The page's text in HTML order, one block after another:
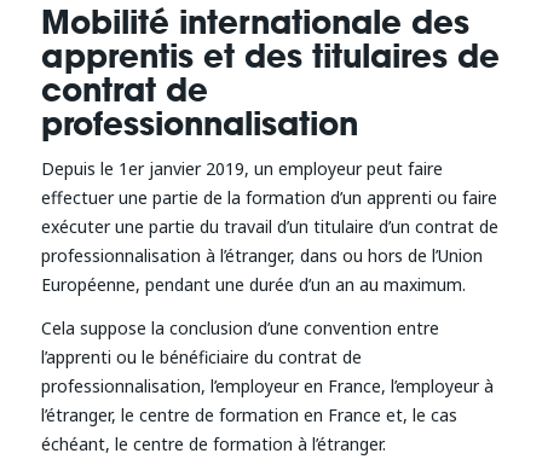
Mobilité internationale des
apprentis et des titulaires de
contrat de
professionnalisation
Depuis le 1er janvier 2019, un employeur peut faire
effectuer une partie de la formation d’un apprenti ou faire
exécuter une partie du travail d’un titulaire d’un contrat de
professionnalisation à l’étranger, dans ou hors de l’Union
Européenne, pendant une durée d’un an au maximum.
Cela suppose la conclusion d’une convention entre
l’apprenti ou le bénéficiaire du contrat de
professionnalisation, l’employeur en France, l’employeur à
l’étranger, le centre de formation en France et, le cas
échéant, le centre de formation à l’étranger.